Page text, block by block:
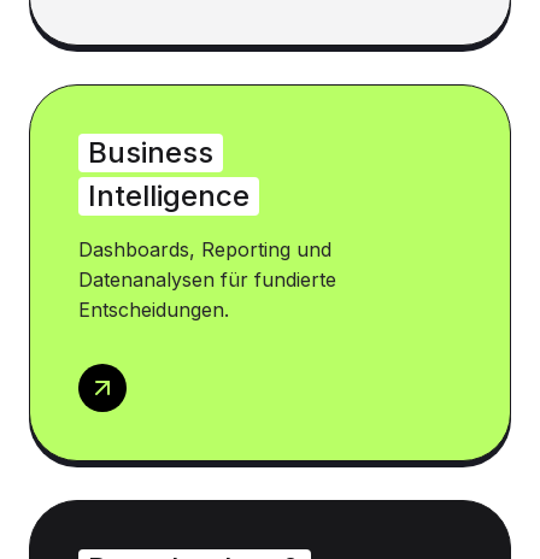
Business
Intelligence
Dashboards, Reporting und
Datenanalysen für fundierte
Entscheidungen.